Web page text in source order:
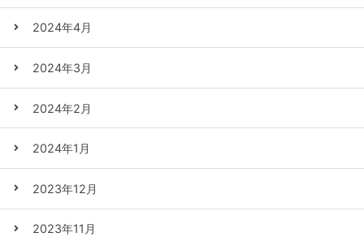
2024年4月
2024年3月
2024年2月
2024年1月
2023年12月
2023年11月